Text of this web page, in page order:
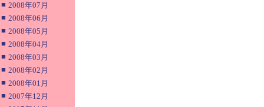
■ 2008年07月
■ 2008年06月
■ 2008年05月
■ 2008年04月
■ 2008年03月
■ 2008年02月
■ 2008年01月
■ 2007年12月